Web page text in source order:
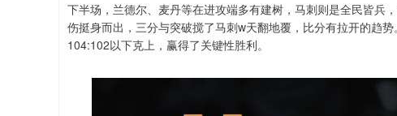
下半场，兰德尔、麦丹等在进攻端多有建树，马刺则是全民皆兵
伤挺身而出，三分与突破搅了马刺w天翻地覆，比分有拉开的趋
104:102以下克上，赢得了关键性胜利。